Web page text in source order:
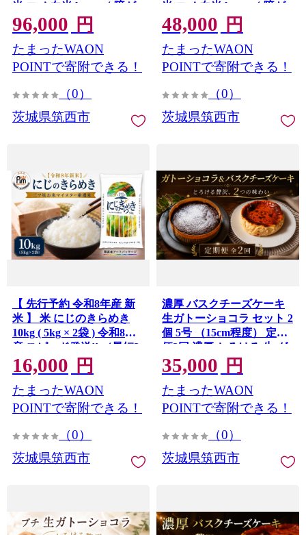
米 コメ 白米 kome（ 障が
い者アート パッケージ ）
関東 茨城県 筑西市 三ツ星
マイスター
96,000 円
たまったWAON
POINTで寄附できる！
（0）
茨城県筑西市
米 コメ 白米 kome（ 障が
い者アート パッケージ ）
関東 茨城県 筑西市 三ツ星
マイスター
48,000 円
たまったWAON
POINTで寄附できる！
（0）
茨城県筑西市
【 先行予約 令和8年産 新
米 】 米 にじのきらめき
10kg ( 5kg × 2袋 ) 令和8年
産 スピード発送!! （最短2
日～7日程度で発送）精米
米 お米 コメ 白米 kome（
障がい者アート パッケー
ジ ）関東 茨城県 筑西市 三
mzb019_r8
16,000 円
たまったWAON
POINTで寄附できる！
（0）
茨城県筑西市
濃厚 バスクチーズケーキ
生ガトーショコラ セット 2
個 5号 （15cm程度） 定期
便2回 濃厚 とろける 生 グ
ルテンフリー クリームチ
ーズ チーズケーキ チーズ
ショコラ ケーキ ガトーシ
ョコラ チョコレート 赤ワ
イン ワイン ラム酒 使用 卵
生クリーム バター 誕生日
マス クリスマスケーキ お
35,000 円
たまったWAON
POINTで寄附できる！
（0）
茨城県筑西市